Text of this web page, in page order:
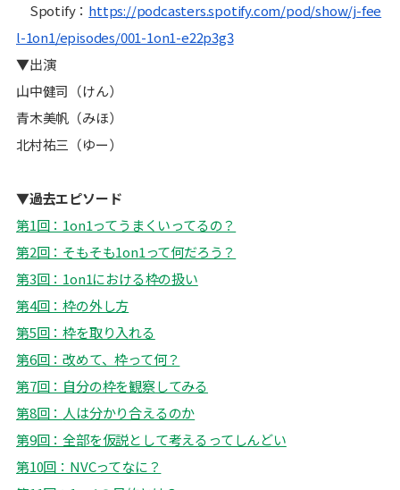
Spotify： https://podcasters.spotify.com/pod/show/j-fee
l-1on1/episodes/001-1on1-e22p3g3
▼出演
山中健司（けん）
青木美帆（みほ）
北村祐三（ゆー）
▼過去エピソード
第1回：1on1ってうまくいってるの？
第2回：そもそも1on1って何だろう？
第3回：1on1における枠の扱い
第4回：枠の外し方
第5回：枠を取り入れる
第6回：改めて、枠って何？
第7回：自分の枠を観察してみる
第8回： 人は分かり合えるのか
第9回：全部を仮説として考えるってしんどい
第10回：NVCってなに？